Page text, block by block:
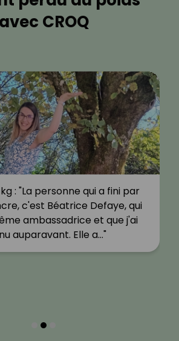
avec CROQ
: "La personne qui a fini par
c'est Béatrice Defaye, qui
ambassadrice et que j'ai
auparavant. Elle a…"